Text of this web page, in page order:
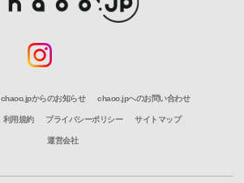
chaoo.jpからのお知らせ chaoo.jpへのお問い合わせ
利用規約 プライバシーポリシー サイトマップ
運営会社